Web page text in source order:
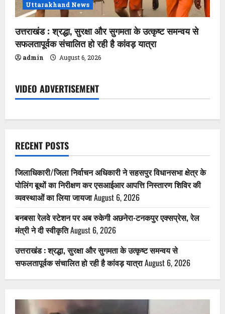
Uttarakhand News
उत्तराखंड : श्रद्धा, सुरक्षा और सुगमता के उत्कृष्ट समन्वय से
सफलतापूर्वक संचालित हो रही है कांवड़ यात्रा
admin August 6, 2026
VIDEO ADVERTISEMENT
RECENT POSTS
जिलाधिकारी/जिला निर्वाचन अधिकारी ने सहसपुर विधानसभा क्षेत्र के
पोलिंग बूथों का निरीक्षण कर एसआईआर आपत्ति निस्तारण शिविर की
व्यवस्थाओं का लिया जायजाAugust 6, 2026
बनबसा रेलवे स्टेशन पर अब रुकेगी अछनेरा-टनकपुर एक्सप्रेस, रेल
मंत्री ने दी स्वीकृतिAugust 6, 2026
उत्तराखंड : श्रद्धा, सुरक्षा और सुगमता के उत्कृष्ट समन्वय से
सफलतापूर्वक संचालित हो रही है कांवड़ यात्राAugust 6, 2026